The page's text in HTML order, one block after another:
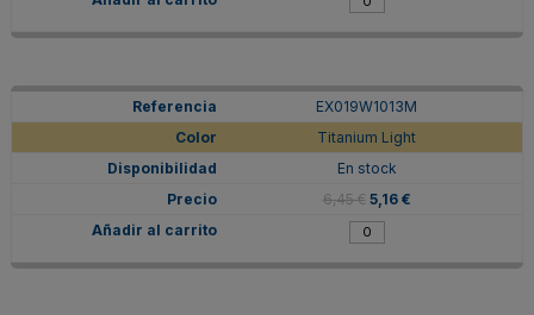
EX019W1013M
Titanium Light
En stock
6,45 € 5,16 €